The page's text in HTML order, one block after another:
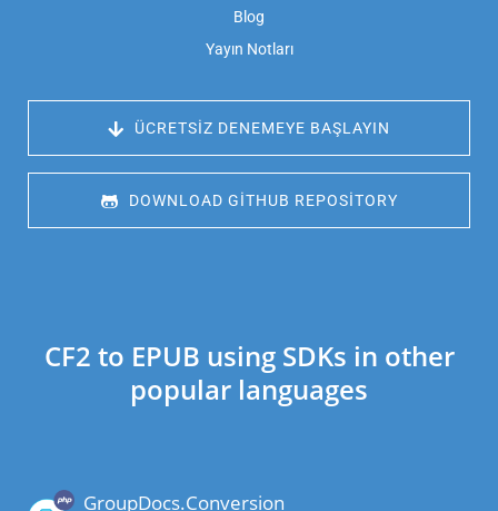
Blog
Yayın Notları
ÜCRETSIZ DENEMEYE BAŞLAYIN
DOWNLOAD GITHUB REPOSITORY
CF2 to EPUB using SDKs in other
popular languages
GroupDocs.Conversion